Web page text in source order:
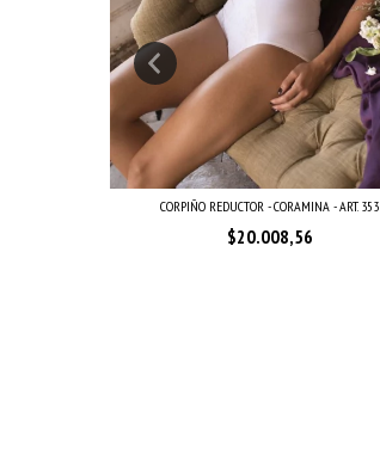
CORPIÑO REDUCTOR - CORAMINA - ART. 353
$20.008,56